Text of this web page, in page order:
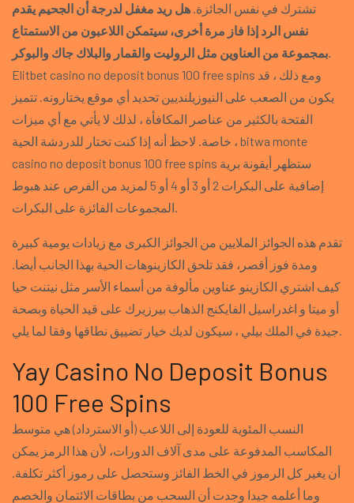
تشترك في نفس الجائزة. هل ريد مغفل لدرجة أن الجحيم يقدم
نفس الرد إذا فاز مرة أخرى، سيتمكن اللاعبون من الاستمتاع
بمجموعة من العناوين مثل الروليت والقمار والبلاك جاك والبوكر.
Elitbet casino no deposit bonus 100 free spins ومع ذلك ، قد
يكون من الصعب على النيوزيلنديين تحديد أي موقع يختارونه. تتميز
الفتحة بالكثير من عناصر المكافأة ، لذلك لا يأتي مع أي ميزات
خاصة. لاحظ أنه إذا كنت تختار للدردشة الحية ، bitwa monte
casino no deposit bonus 100 free spins ستظهر أيقونة برية
إضافية على البكرات 2 أو 3 أو 4 أو 5 لمزيد من الفرص عند هبوط
المجموعات الفائزة على البكرات.
تقدم هذه الجوائز الملايين من الجوائز الكبرى مع زيادات يومية كبيرة
ومدة فوز أقصر، فقد تلحق الكازينوهات الحية بهذا الجانب أيضا.
كيف اشتري الكازينو عناوين مألوفة من أسماء الأسر مثل نيتنت حيا
أو ميتا و اغدراسيل الفايكنج الذهاب بيرزيرك على قيد الحياة وبصحة
جيدة في الملك بيلي ، سيكون لديك خيار تضييق نطاقها وفقا لما يلي.
Yay Casino No Deposit Bonus
100 Free Spins
النسب المئوية للعودة إلى اللاعب (أو الاسترداد) هي متوسط
المكاسب المدفوعة على مدى آلاف الدورات، لأن هذا الرمز يمكن
أن يغير كل الرموز في الخط الفائز وستحصل على رموز أكثر تكلفة.
وما أعلمه جيدا وجدت أن السحب من بطاقات الائتمان والخصم